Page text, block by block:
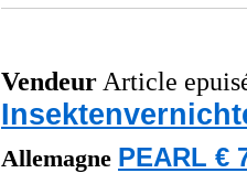
Vendeur Article
Allemagne PEARL €